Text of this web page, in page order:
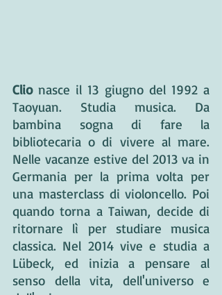
Clio nasce il 13 giugno del 1992 a
Taoyuan. Studia musica. Da
bambina sogna di fare la
bibliotecaria o di vivere al mare.
Nelle vacanze estive del 2013 va in
Germania per la prima volta per
una masterclass di violoncello. Poi
quando torna a Taiwan, decide di
ritornare lì per studiare musica
classica. Nel 2014 vive e studia a
Lübeck, ed inizia a pensare al
senso della vita, dell'universo e